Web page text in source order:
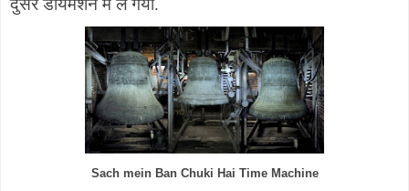
दुसरे डायमेंशन में ले गयी.
Sach mein Ban Chuki Hai Time Machine